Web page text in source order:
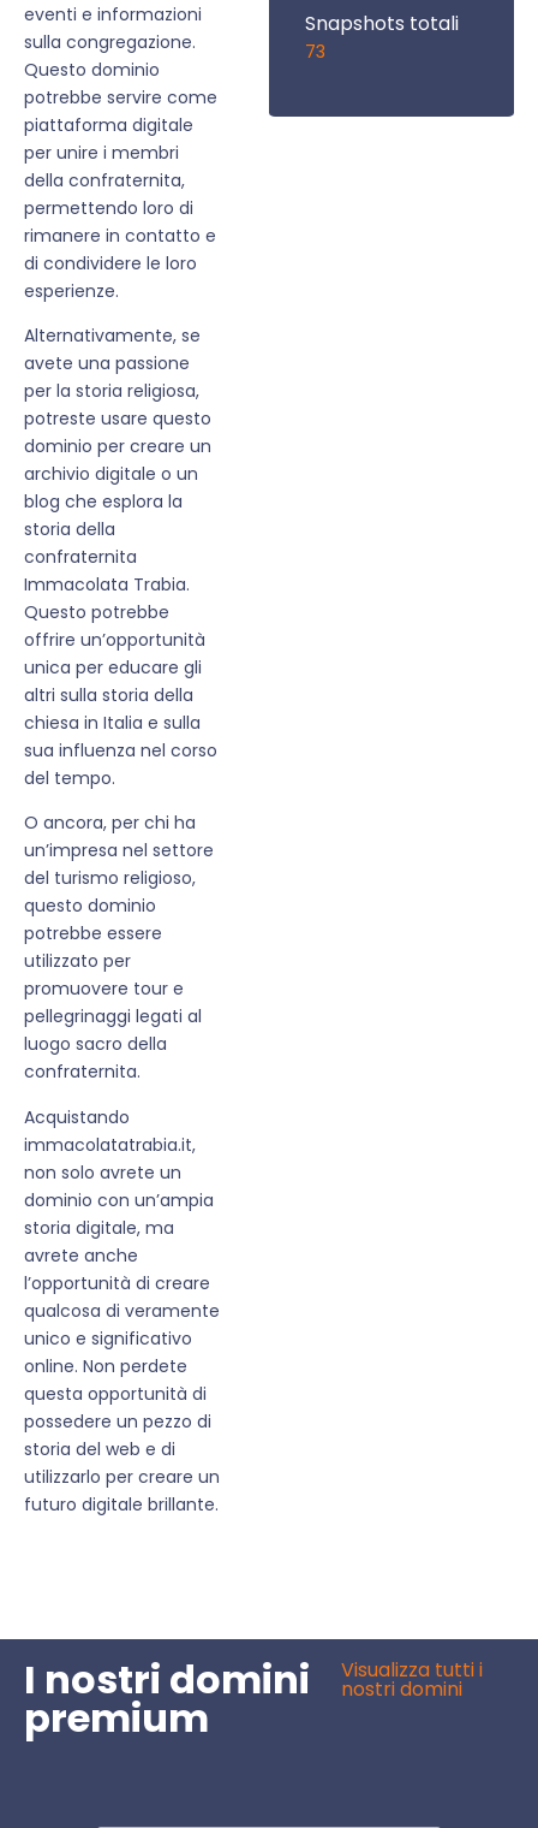
eventi e informazioni
sulla congregazione.
Questo dominio
potrebbe servire come
piattaforma digitale
per unire i membri
della confraternita,
permettendo loro di
rimanere in contatto e
di condividere le loro
esperienze.
Alternativamente, se
avete una passione
per la storia religiosa,
potreste usare questo
dominio per creare un
archivio digitale o un
blog che esplora la
storia della
confraternita
Immacolata Trabia.
Questo potrebbe
offrire un’opportunità
unica per educare gli
altri sulla storia della
chiesa in Italia e sulla
sua influenza nel corso
del tempo.
O ancora, per chi ha
un’impresa nel settore
del turismo religioso,
questo dominio
potrebbe essere
utilizzato per
promuovere tour e
pellegrinaggi legati al
luogo sacro della
confraternita.
Acquistando
immacolatatrabia.it,
non solo avrete un
dominio con un’ampia
storia digitale, ma
avrete anche
l’opportunità di creare
qualcosa di veramente
unico e significativo
online. Non perdete
questa opportunità di
possedere un pezzo di
storia del web e di
utilizzarlo per creare un
futuro digitale brillante.
Snapshots totali
73
I nostri domini
premium
Visualizza tutti i
nostri domini